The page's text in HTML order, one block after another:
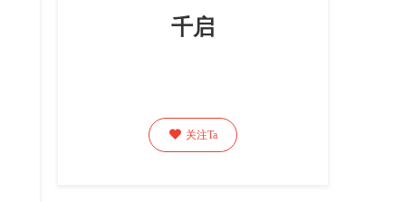
千启
 关注Ta